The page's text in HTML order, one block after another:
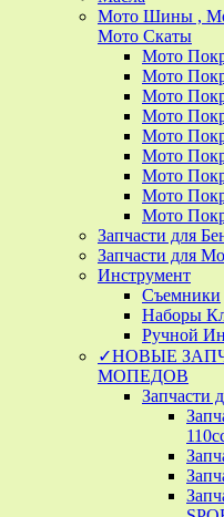
Мото Шины ,
Мото Скаты
Мото
Мото
Мото
Мото
Мото
Мото
Мото
Мото
Мото
Запчасти для
Запчасти для
Инструмент
Съемники
Наборы
Ручной
✓НОВЫЕ
МОПЕДОВ